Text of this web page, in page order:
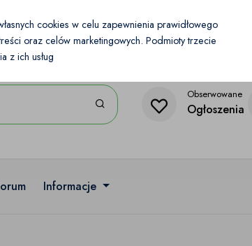
Moje konto
Obserwowane
Ogłoszenia
Informacje
cookies w celu zapewnienia prawidłowego
oraz celów marketingowych. Podmioty trzecie
z ich usług